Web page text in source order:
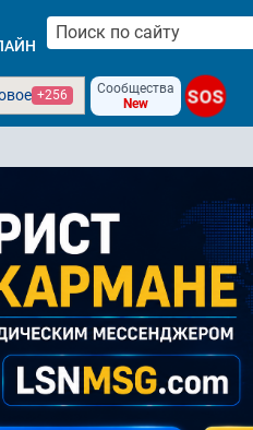
+256
Сообщества
New
SOS